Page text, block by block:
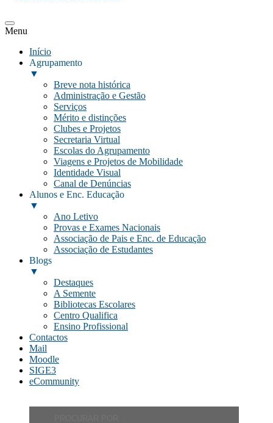
Menu
Início
Agrupamento
▼
Breve nota histórica
Administração e Gestão
Serviços
Mérito e distinções
Clubes e Projetos
Secretaria Virtual
Escolas do Agrupamento
Viagens e Projetos de Mobilidade
Identidade Visual
Canal de Denúncias
Alunos e Enc. Educação
▼
Ano Letivo
Provas e Exames Nacionais
Associação de Pais e Enc. de Educação
Associação de Estudantes
Blogs
▼
Destaques
A Semente
Bibliotecas Escolares
Centro Qualifica
Ensino Profissional
Contactos
Mail
Moodle
SIGE3
eCommunity